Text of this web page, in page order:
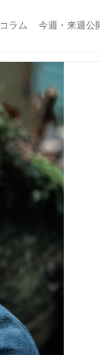
コラム 今週・来週公